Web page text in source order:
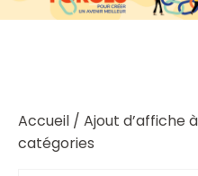
Accueil / Ajout d’affiche
catégories